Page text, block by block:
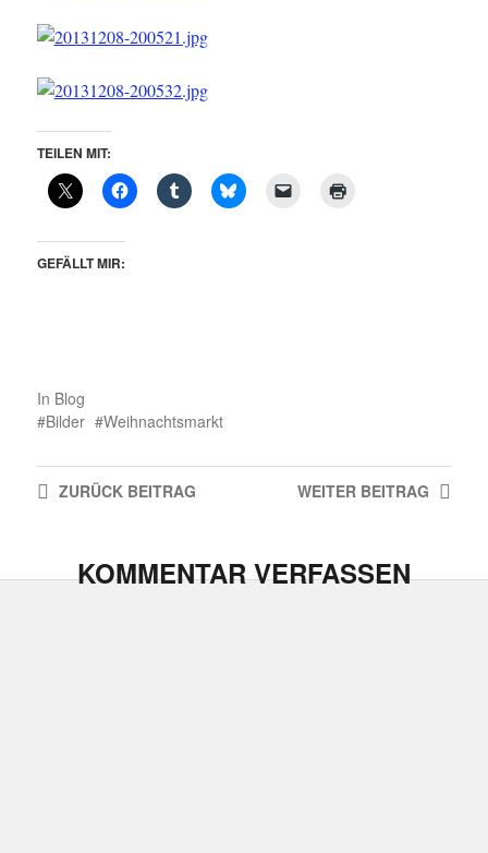
TEILEN MIT:
GEFÄLLT MIR:
In Blog
Bilder
Weihnachtsmarkt
WEITER BEITRAG
ZURÜCKBEITRAG
KOMMENTAR VERFASSEN